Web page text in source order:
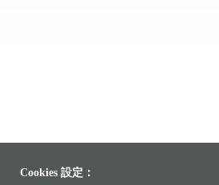
Cookies 設定：